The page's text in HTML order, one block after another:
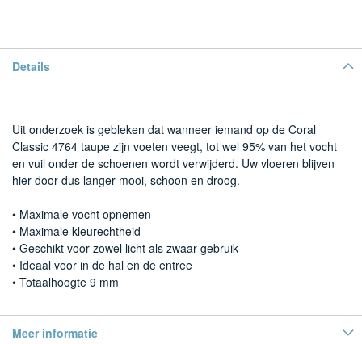
Details
Uit onderzoek is gebleken dat wanneer iemand op de Coral
Classic 4764 taupe zijn voeten veegt, tot wel 95% van het vocht
en vuil onder de schoenen wordt verwijderd. Uw vloeren blijven
hier door dus langer mooi, schoon en droog.
• Maximale vocht opnemen
• Maximale kleurechtheid
• Geschikt voor zowel licht als zwaar gebruik
• Ideaal voor in de hal en de entree
• Totaalhoogte 9 mm
Meer informatie